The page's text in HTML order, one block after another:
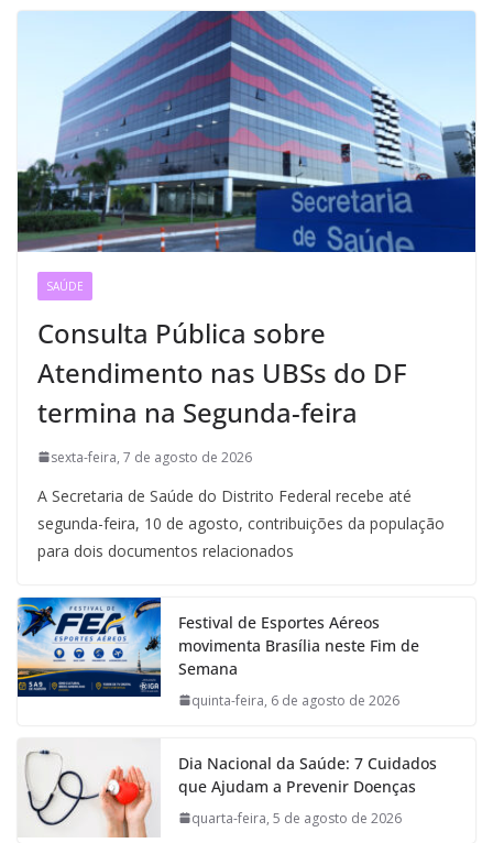
SAÚDE
Consulta Pública sobre
Atendimento nas UBSs do DF
termina na Segunda-feira
sexta-feira, 7 de agosto de 2026
A Secretaria de Saúde do Distrito Federal recebe até
segunda-feira, 10 de agosto, contribuições da população
para dois documentos relacionados
Festival de Esportes Aéreos
movimenta Brasília neste Fim de
Semana
quinta-feira, 6 de agosto de 2026
Dia Nacional da Saúde: 7 Cuidados
que Ajudam a Prevenir Doenças
quarta-feira, 5 de agosto de 2026